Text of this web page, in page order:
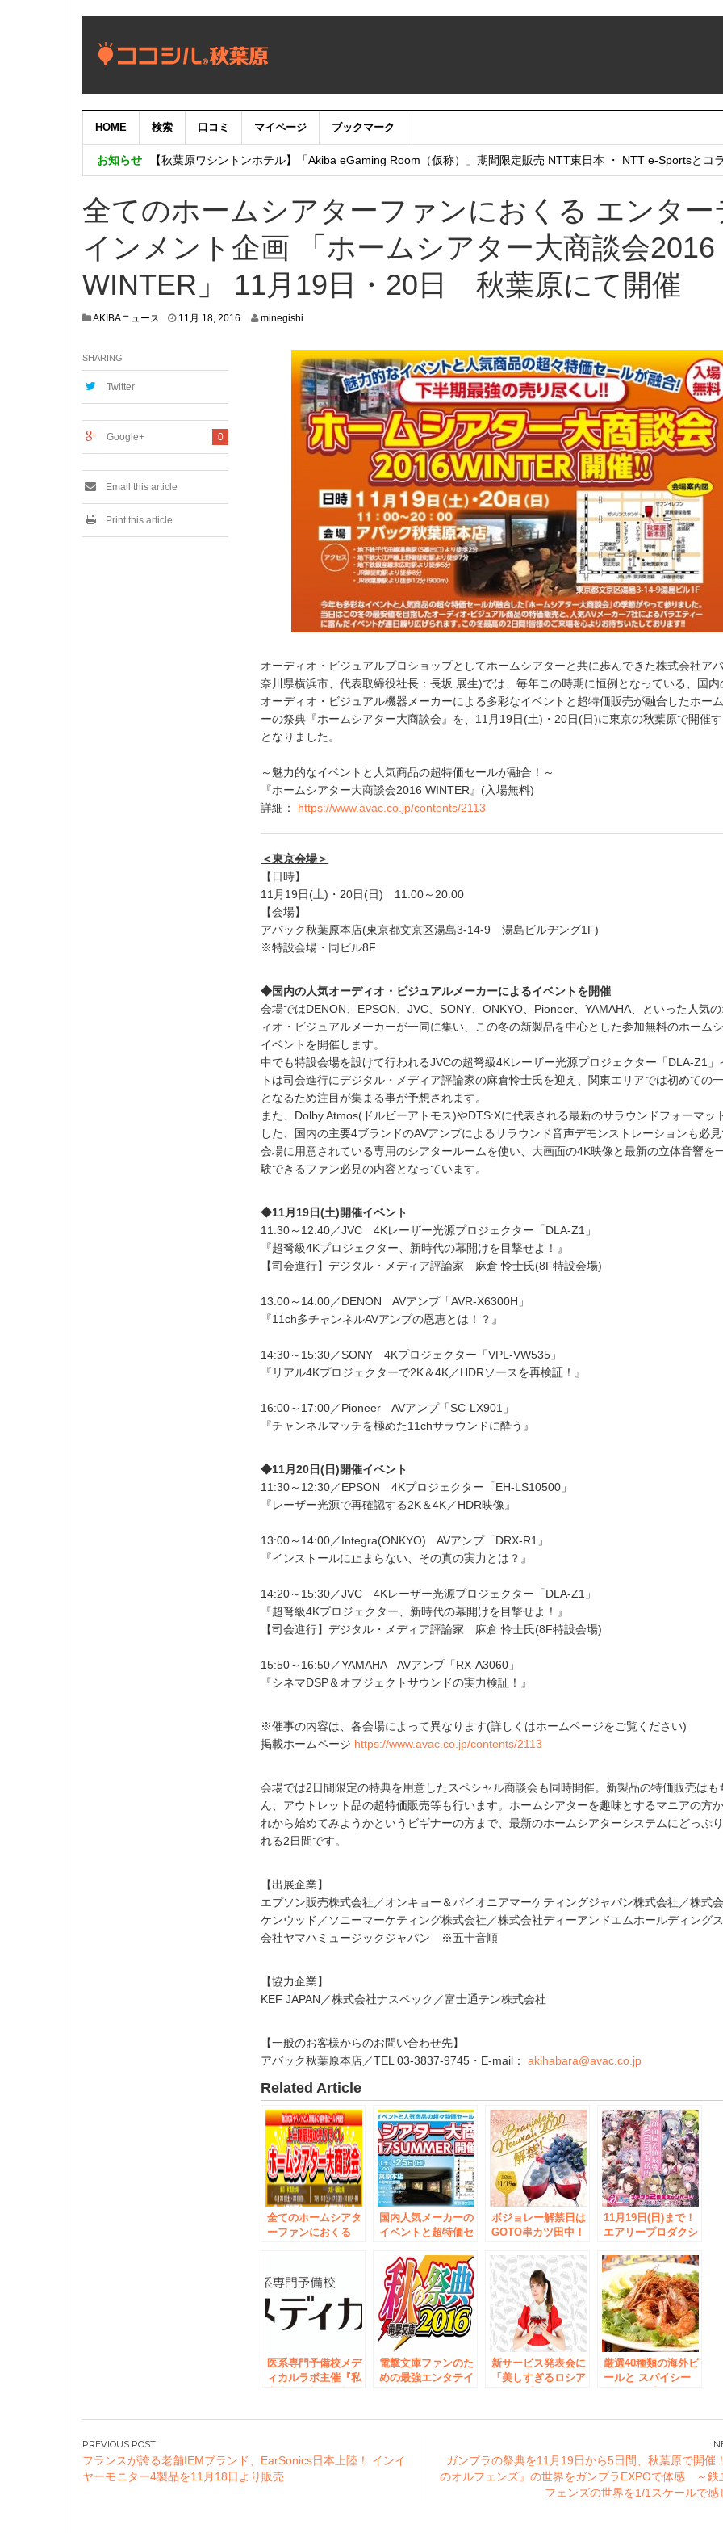
HOME 検索 口コミ マイページ ブックマーク
お知らせ
【重要：9月5日（火）22時】ココシル：アカウントサービス移行のお知らせ
【秋葉原ワシントンホテル】「Akiba eGaming Room（仮称）」期間限定販売 NTT東日本 ・ NTT e-Sportsとコ
全てのホームシアターファンにおくる エンター
インメント企画 「ホームシアター大商談会
WINTER」 11月19日・20日 秋葉原にて開催
AKIBAニュース 11月 18, 2016 minegishi
オーディオ・ビジュアルプロショップとしてホームシアターと共に歩んできた株式会社ア
奈川県横浜市、代表取締役社長：長坂 展生)では、毎年この時期に恒例となっている、国内
オーディオ・ビジュアル機器メーカーによる多彩なイベントと超特価販売が融合したホー
ーの祭典『ホームシアター大商談会』を、11月19日(土)・20日(日)に東京の秋葉原で開催す
となりました。
～魅力的なイベントと人気商品の超特価セールが融合！～
『ホームシアター大商談会2016 WINTER』(入場無料)
詳細： https://www.avac.co.jp/contents/2113
＜東京会場＞
【日時】
11月19日(土)・20日(日) 11:00～20:00
【会場】
アバック秋葉原本店(東京都文京区湯島3-14-9 湯島ビルヂング1F)
※特設会場・同ビル8F
◆国内の人気オーディオ・ビジュアルメーカーによるイベントを開催
会場ではDENON、EPSON、JVC、SONY、ONKYO、Pioneer、YAMAHA、といった人気
ィオ・ビジュアルメーカーが一同に集い、この冬の新製品を中心とした参加無料のホーム
イベントを開催します。
中でも特設会場を設けて行われるJVCの超弩級4Kレーザー光源プロジェクター「DLA-Z1」
トは司会進行にデジタル・メディア評論家の麻倉怜士氏を迎え、関東エリアでは初めての
となるため注目が集まる事が予想されます。
また、Dolby Atmos(ドルビーアトモス)やDTS:Xに代表される最新のサラウンドフォーマッ
した、国内の主要4ブランドのAVアンプによるサラウンド音声デモンストレーションも必見
会場に用意されている専用のシアタールームを使い、大画面の4K映像と最新の立体音響を
験できるファン必見の内容となっています。
◆11月19日(土)開催イベント
11:30～12:40／JVC 4Kレーザー光源プロジェクター「DLA-Z1」
『超弩級4Kプロジェクター、新時代の幕開けを目撃せよ！』
【司会進行】デジタル・メディア評論家 麻倉 怜士氏(8F特設会場)
13:00～14:00／DENON AVアンプ「AVR-X6300H」
『11ch多チャンネルAVアンプの恩恵とは！？』
14:30～15:30／SONY 4Kプロジェクター「VPL-VW535」
『リアル4Kプロジェクターで2K＆4K／HDRソースを再検証！』
16:00～17:00／Pioneer AVアンプ「SC-LX901」
『チャンネルマッチを極めた11chサラウンドに酔う』
◆11月20日(日)開催イベント
11:30～12:30／EPSON 4Kプロジェクター「EH-LS10500」
『レーザー光源で再確認する2K＆4K／HDR映像』
13:00～14:00／Integra(ONKYO) AVアンプ「DRX-R1」
『インストールに止まらない、その真の実力とは？』
14:20～15:30／JVC 4Kレーザー光源プロジェクター「DLA-Z1」
『超弩級4Kプロジェクター、新時代の幕開けを目撃せよ！』
【司会進行】デジタル・メディア評論家 麻倉 怜士氏(8F特設会場)
15:50～16:50／YAMAHA AVアンプ「RX-A3060」
『シネマDSP＆オブジェクトサウンドの実力検証！』
※催事の内容は、各会場によって異なります(詳しくはホームページをご覧ください)
掲載ホームページ https://www.avac.co.jp/contents/2113
会場では2日間限定の特典を用意したスペシャル商談会も同時開催。新製品の特価販売はも
ん、アウトレット品の超特価販売等も行います。ホームシアターを趣味とするマニアの方
れから始めてみようかというビギナーの方まで、最新のホームシアターシステムにどっぷ
れる2日間です。
【出展企業】
エプソン販売株式会社／オンキョー＆パイオニアマーケティングジャパン株式会社／株式
ケンウッド／ソニーマーケティング株式会社／株式会社ディーアンドエムホールディング
会社ヤマハミュージックジャパン ※五十音順
【協力企業】
KEF JAPAN／株式会社ナスペック／富士通テン株式会社
【一般のお客様からのお問い合わせ先】
アバック秋葉原本店／TEL 03-3837-9745・E-mail：akihabara@avac.co.jp
Related Article
全てのホームシアタ
ーファンにおくる
アター大商談会2016
SUMMER」 6月25
日・26日東京 秋葉
原、7月大阪 梅田に
て開催
国内人気メーカーの
イベントと超特価セ
典 ホームシアタ
ー大商談会を
6/24(土)・25(日)秋葉
原本店で開催
ボジョレー解禁日は
GOTO串カツ田中！
でボジョパ！」開催
11月19日(日)まで！
エアリープロダクシ
開催！
医系専門予備校メデ
ィカルラボ主催『私
東京・秋葉原にて開
電撃文庫ファンのた
めの最強エンタテイ
葉原にて開催！ステ
ージ、サイン会、グ
参加応募受付開始！
新サービス発表会に
「美しすぎるロシア
場！ 公式コスチュ
開催！
厳選40種類の海外ビ
ールと スパイシー
フェス」第2弾
抜群！第1弾ジャマ
イカングリルチキン
は8月15日まで～
SHARING
Twitter
0
Google+
Email this article
Print this article
投
稿
ナ
フランスが誇る老舗IEMブランド、EarSonics日本上陸！ インイ
ヤーモニター4製品を11月18日より販売
ガンプラの祭典を11月19日から5日間、秋葉原で開催
のオルフェンズ』の世界をガンプラEXPOで体感 ～鉄
フェンズの世界を1/1スケールで感